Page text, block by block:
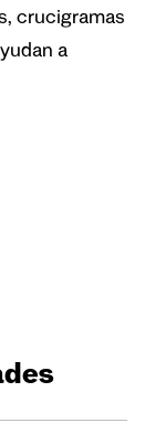
crucigramas
a